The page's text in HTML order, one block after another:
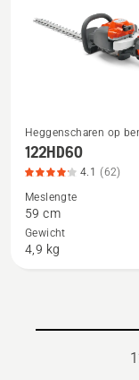
charger,
productbeoordeling
Bekijk
meer
details
over
122HD60,
productbeoordeling
Heggenscharen op
122HD60
4.1 (62)
Meslengte
59 cm
Gewicht
4,9 kg